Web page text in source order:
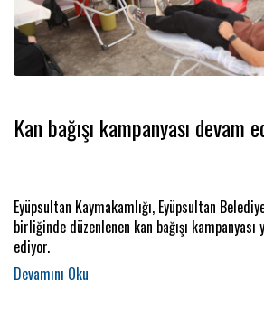
Kan bağışı kampanyası devam
Eyüpsultan Kaymakamlığı, Eyüpsultan
birliğinde düzenlenen kan bağışı kampanyası
ediyor.